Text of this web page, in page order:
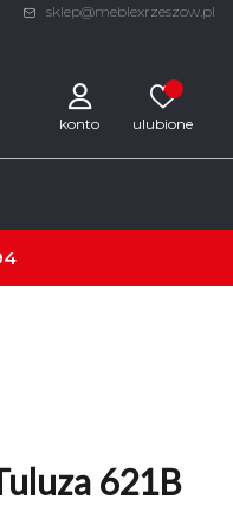
sklep@meblexrzeszow.pl
konto
621B